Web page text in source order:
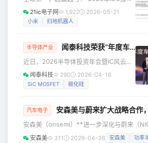
的**表现**，提升车位出库、闸机通行、进
场
榜单中，石头科技正式登顶全球扫地机
器人销量第一，市场份额达到17.7%；科
卷，头部公司给出了截然不同的答案。
经营现金流是石头的4.4倍，不烧钱也能
赢，用事实撕掉了“增收不增利”的行业标
签。 紧随其后的追觅狂飙突进。公司创
21ic电子网 1,922 2026-05-21
小米 扫地机器人
半导体产业 闻泰科技荣获“年度车规芯片技术突破奖”！1200V SiC MOSFET再传捷报
近日，2026半导体投资年会暨IC风云榜
颁奖典礼举行，闻泰科技凭借研发创新
实力斩获“年度车规芯片技术突破奖”，旗
度车规芯片技术突破奖”旨在表彰在前沿
进水平，且对车规芯片产业链自主安全
可控发展具有重要推动作用的企业，凸
闻泰科技 290 2026-04-16
SiC MOSFET 碳化硅
汽车电子 安森美与蔚来扩大战略合作，加速向下一代
安森美（onsemi）**进一步深化与蔚来（
合作，助力蔚来加速向下一代900V 高压电动
安森美 311 2026-04-26 安森美 功率